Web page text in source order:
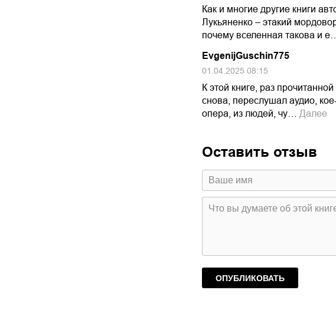
Как и многие другие книги
Лукьяненко – этакий
почему вселенная такова и е…
EvgenijGuschin775
01.04.2025 08:15
К этой книге, раз
снова, переслушал аудио,
опера, из людей, чу…
Далее
Оставить отзыв